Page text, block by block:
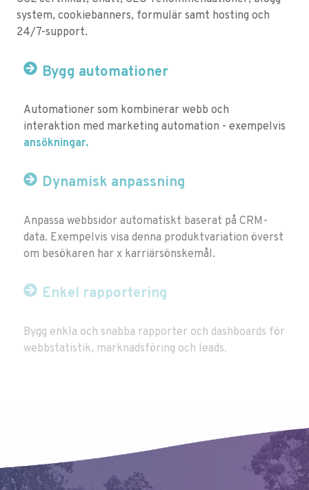
system, cookiebanners, formulär samt hosting och
24/7-support.
Bygg automationer
Automationer som kombinerar webb och
interaktion med marketing automation - exempelvis
ansökningar.
Dynamisk anpassning
Anpassa webbsidor automatiskt baserat på CRM-
data. Exempelvis visa denna produktvariation överst
om besökaren har x karriärsönskemål.
Enkel rapportering
Bygg enkla och snabba rapporter och dashboards för
webbstatistik, marknadsföring och leads.